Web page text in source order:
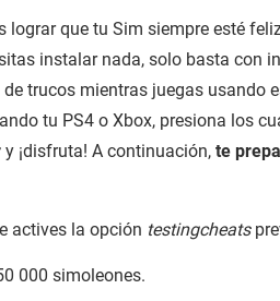
lograr que tu Sim siempre esté
instalar nada, solo basta con
trucos mientras juegas usando
tu PS4 o Xbox, presiona los
y ¡disfruta! A continuación, te
actives la opción testingcheats
000 simoleones.